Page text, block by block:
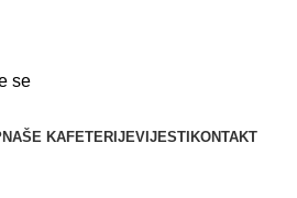
se
NAŠE KAFETERIJEVIJESTI KONTAKT